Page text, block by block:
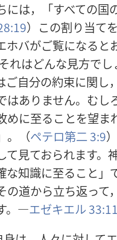
には，「すべての国
）この割り当て
ホバがご覧になる
れはどんな見方で
ご自分の約束に関し
はありません。むし
めに至ることを望ま
。（ペテロ第二 3:9
て見ておられます。
な知識に至ること」
の道から立ち返っ
。―エゼキエル 33:11